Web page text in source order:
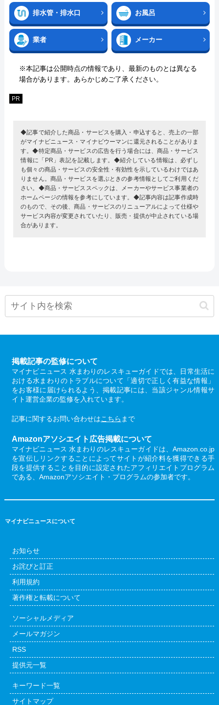
排水管・排水口 お風呂
業者 メーカー
※本記事は公開時点の情報であり、最新のものとは異なる
場合があります。あらかじめご了承ください。
PR
◆記事で紹介した商品・サービスを購入・申込すると、売上の一部
がマイナビニュース・マイナビウーマンに還元されることがありま
す。◆特定商品・サービスの広告を行う場合には、商品・サービス
情報に「PR」表記を記載します。◆紹介している情報は、必ずし
も個々の商品・サービスの安全性・有効性を示しているわけではあ
りません。商品・サービスを選ぶときの参考情報としてご利用くだ
さい。◆商品・サービススペックは、メーカーやサービス事業者の
ホームページの情報を参考にしています。◆記事内容は記事作成時
のもので、その後、商品・サービスのリニューアルによって仕様や
サービス内容が変更されていたり、販売・提供が中止されている場
合があります。
掲載記事の監修について
マイナビニュース 水まわりのレスキューガイドでは、日常生活に
おける水まわりのトラブルについて「適切で正しく有益な情報」
をお客様に届けられるよう、掲載記事には、当該ジャンル情報サ
イト運営企業の監修を入れています。
記事に関するお問い合わせはこちら まで
Amazonアソシエイト広告掲載について
マイナビニュース 水まわりのレスキューガイドは、Amazon.co.jp
を宣伝しリンクすることによってサイトが紹介料を獲得できる手
段を提供することを目的に設定されたアフィリエイトプログラム
である、Amazonアソシエイト・プログラムの参加者です。
マイナビニュースについて
お知らせ
お詫びと訂正
利用規約
著作権と転載について
ソーシャルメディア
メールマガジン
RSS
提供元一覧
キーワード一覧
サイトマップ